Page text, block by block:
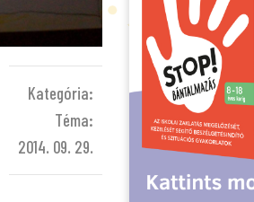
Kategória:
Téma:
2014. 09. 29.